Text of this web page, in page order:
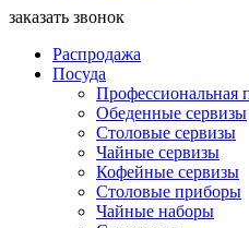
заказать звонок
Распродажа
Посуда
Профессиональная
Обеденные сервизы
Столовые сервизы
Чайные сервизы
Кофейные сервизы
Столовые приборы
Чайные наборы